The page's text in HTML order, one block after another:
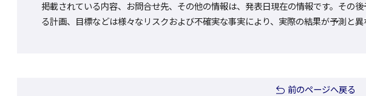
掲載されている内容、お問合せ先、その他の情報は、発表日現在の情報です。その
る計画、目標などは様々なリスクおよび不確実な事実により、実際の結果が予測と
前のページへ戻る